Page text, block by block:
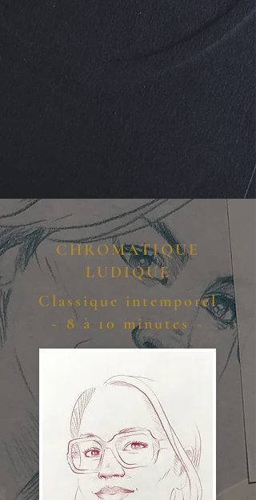
CHROMATIQUE
LUDIQUE
Classique intemporel
~ 8 à 10 minutes ~